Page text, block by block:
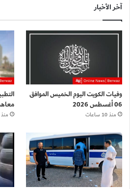
آخر الأخبار
وفيات الكويت اليوم الخميس الموافق
06 أغسطس 2026
منذ 10 ساعات منذ 11